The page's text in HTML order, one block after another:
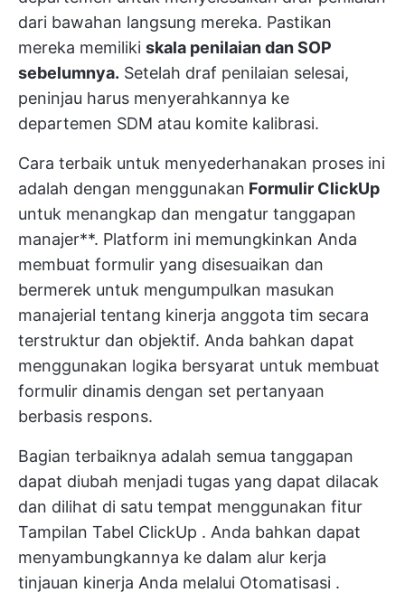
dari bawahan langsung mereka. Pastikan
mereka memiliki skala penilaian dan SOP
sebelumnya. Setelah draf penilaian selesai,
peninjau harus menyerahkannya ke
departemen SDM atau komite kalibrasi.
Cara terbaik untuk menyederhanakan proses ini
adalah dengan menggunakan Formulir ClickUp
untuk menangkap dan mengatur tanggapan
manajer**. Platform ini memungkinkan Anda
membuat formulir yang disesuaikan dan
bermerek untuk mengumpulkan masukan
manajerial tentang kinerja anggota tim secara
terstruktur dan objektif. Anda bahkan dapat
menggunakan logika bersyarat untuk membuat
formulir dinamis dengan set pertanyaan
berbasis respons.
Bagian terbaiknya adalah semua tanggapan
dapat diubah menjadi tugas yang dapat dilacak
dan dilihat di satu tempat menggunakan fitur
Tampilan Tabel ClickUp . Anda bahkan dapat
menyambungkannya ke dalam alur kerja
tinjauan kinerja Anda melalui Otomatisasi .